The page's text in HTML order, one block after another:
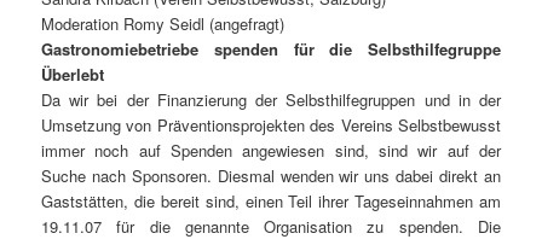
Moderation Romy Seidl (angefragt)
Gastronomiebetriebe spenden für die Selbsthilfegruppe
Überlebt
Da wir bei der Finanzierung der Selbsthilfegruppen und in der
Umsetzung von Präventionsprojekten des Vereins Selbstbewusst
immer noch auf Spenden angewiesen sind, sind wir auf der
Suche nach Sponsoren. Diesmal wenden wir uns dabei direkt an
Gaststätten, die bereit sind, einen Teil ihrer Tageseinnahmen am
19.11.07 für die genannte Organisation zu spenden. Die